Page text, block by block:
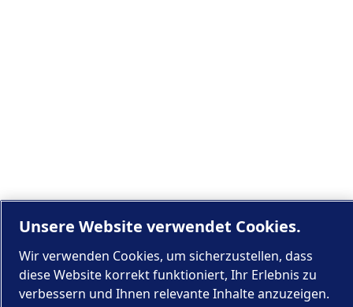
Unsere Website verwendet Cookies.
Wir verwenden Cookies, um sicherzustellen, dass
diese Website korrekt funktioniert, Ihr Erlebnis zu
verbessern und Ihnen relevante Inhalte anzuzeigen.